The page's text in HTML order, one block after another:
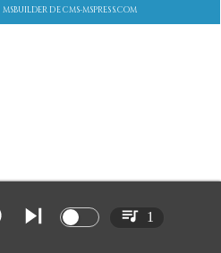
DE CMS-MSPRESS.COM
1